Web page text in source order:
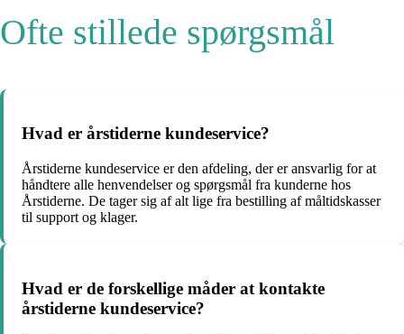
Ofte stillede spørgsmål
Hvad er årstiderne kundeservice?
Årstiderne kundeservice er den afdeling, der er ansvarlig for at
håndtere alle henvendelser og spørgsmål fra kunderne hos
Årstiderne. De tager sig af alt lige fra bestilling af måltidskasser
til support og klager.
Hvad er de forskellige måder at kontakte
årstiderne kundeservice?